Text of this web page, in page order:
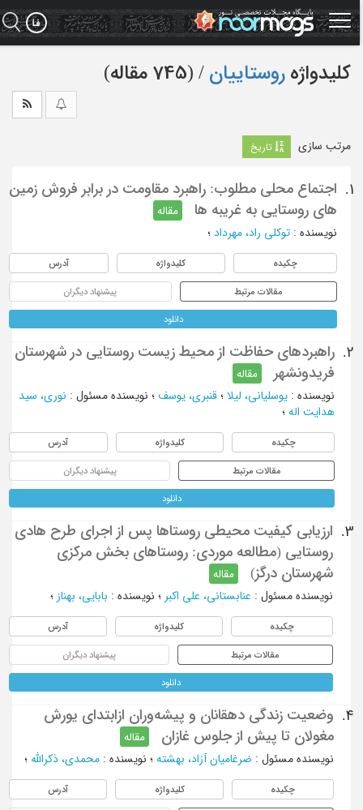
کلیدواژه روستاییان ‏/ (745 مقاله)
مرتب سازی تاریخ
1.
اجتماع محلی مطلوب: راهبرد مقاومت در برابر فروش زمین
های روستایی به غریبه ها
مقاله
نویسنده: توکلی راد، مهرداد؛
چکیده کلیدواژه آدرس
مقالات مرتبط پیشنهاد دیگران
دانلود
2.
راهبردهای حفاظت از محیط زیست روستایی در شهرستان
فریدونشهر
مقاله
نویسنده: یوسلیانی، لیلا؛ قنبری، یوسف؛ نویسنده مسئول : نوری، سید
هدایت اله؛
چکیده کلیدواژه آدرس
مقالات مرتبط پیشنهاد دیگران
دانلود
3.
ارزیابی کیفیت محیطی روستاها پس از اجرای طرح هادی
روستایی (مطالعه موردی: روستاهای بخش مرکزی
شهرستان درگز)
مقاله
نویسنده مسئول : عنابستانی، علی اکبر؛ نویسنده: بابایی، بهناز؛
چکیده کلیدواژه آدرس
مقالات مرتبط پیشنهاد دیگران
دانلود
4.
وضعیت زندگی دهقانان و پیشه‌وران ازابتدای یورش
مغولان تا پیش از جلوس غازان
مقاله
نویسنده مسئول : ضرغامیان آزاد، بهشته؛ نویسنده: محمدی، ذکرالله؛
چکیده کلیدواژه آدرس